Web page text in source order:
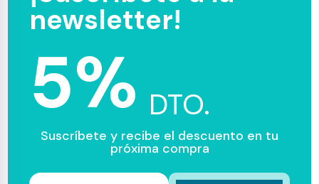
newsletter!
5% DTO.
Suscríbete y recibe el descuento en tu
próxima compra